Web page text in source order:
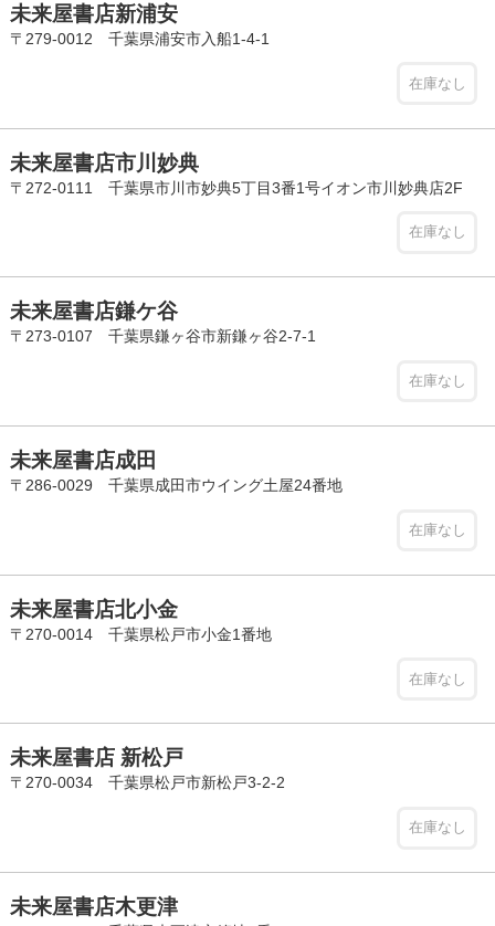
未来屋書店新浦安
〒279-0012 千葉県浦安市入船1-4-1
在庫なし
未来屋書店市川妙典
〒272-0111 千葉県市川市妙典5丁目3番1号イオン市川妙典店2F
在庫なし
未来屋書店鎌ケ谷
〒273-0107 千葉県鎌ヶ谷市新鎌ヶ谷2-7-1
在庫なし
未来屋書店成田
〒286-0029 千葉県成田市ウイング土屋24番地
在庫なし
未来屋書店北小金
〒270-0014 千葉県松戸市小金1番地
在庫なし
未来屋書店 新松戸
〒270-0034 千葉県松戸市新松戸3-2-2
在庫なし
未来屋書店木更津